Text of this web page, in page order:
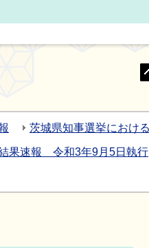
茨城県知事選挙におけ
果速報 令和3年9月5日執行